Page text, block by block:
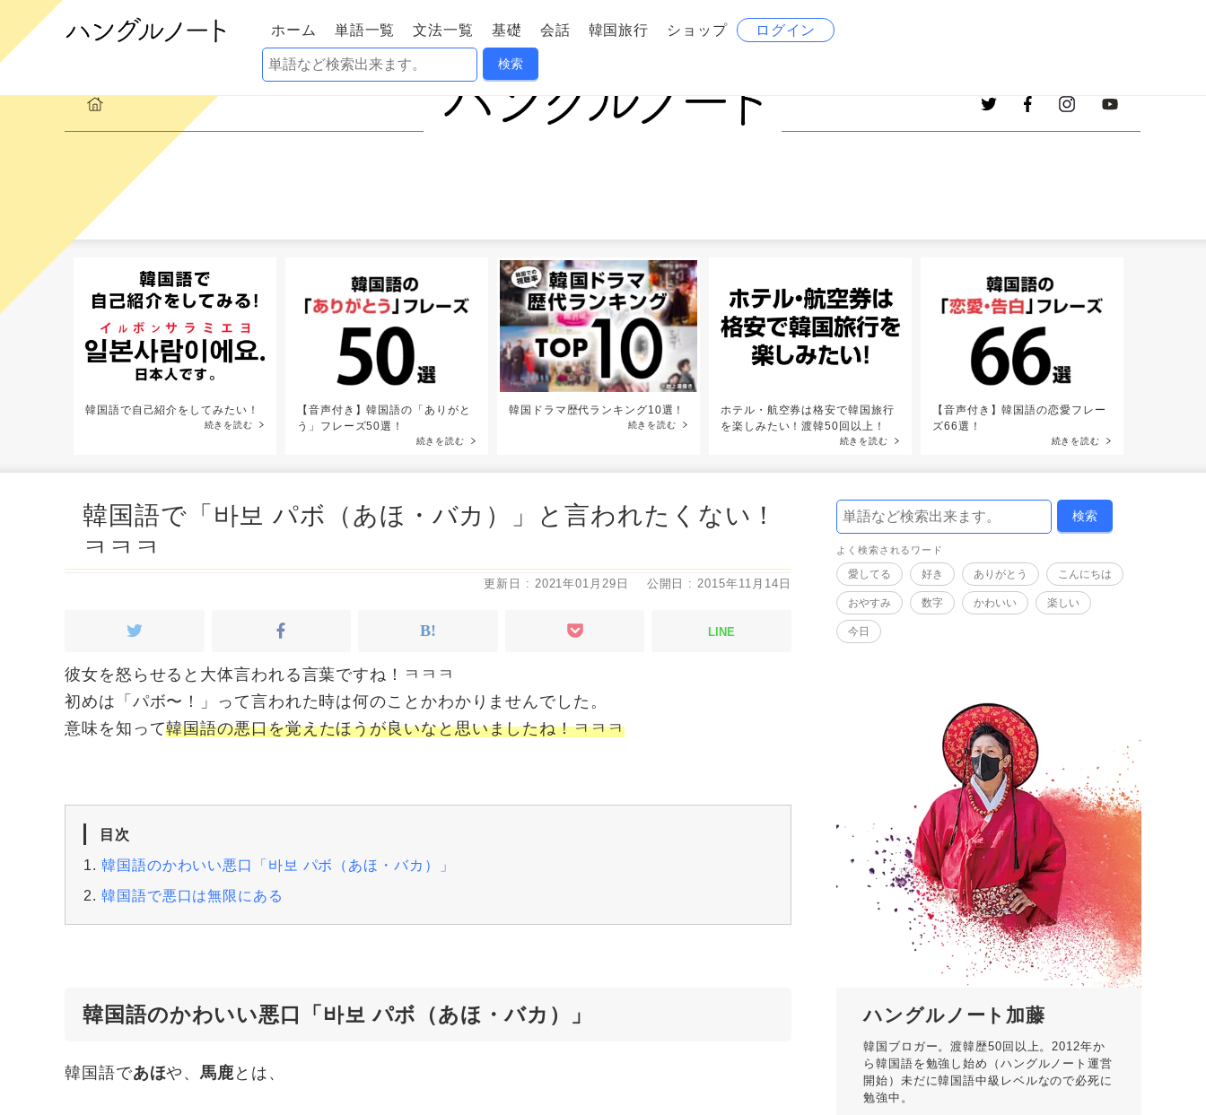
ホーム 単語一覧 文法一覧 基礎 会話 韓国旅行 ショップ ログイン
韓国語で自己紹介をしてみたい！
続きを読む
【音声付き】韓国語の「ありがと
う」フレーズ50選！
続きを読む
韓国ドラマ歴代ランキング10選！
続きを読む
ホテル・航空券は格安で韓国旅行
を楽しみたい！渡韓50回以上！
続きを読む
【音声付き】韓国語の恋愛フレー
ズ66選！
続きを読む
韓国語で「바보 パボ（あほ・バカ）」と言われたくない！
ㅋㅋㅋ
公開日 : 2015年11月14日
更新日 : 2021年01月29日
LINE
彼女を怒らせると大体言われる言葉ですね！ㅋㅋㅋ
初めは「パボ〜！」って言われた時は何のことかわかりませんでした。
意味を知って韓国語の悪口を覚えたほうが良いなと思いましたね！ㅋㅋㅋ
目次
韓国語のかわいい悪口「바보 パボ（あほ・バカ）」
韓国語で悪口は無限にある
韓国語のかわいい悪口「바보 パボ（あほ・バカ）」
韓国語であほや、馬鹿とは、
よく検索されるワード
愛してる 好き ありがとう こんにちは
おやすみ 数字 かわいい 楽しい
今日
ハングルノート加藤
韓国ブロガー。渡韓歴50回以上。2012年か
ら韓国語を勉強し始め（ハングルノート運営
開始）未だに韓国語中級レベルなので必死に
勉強中。